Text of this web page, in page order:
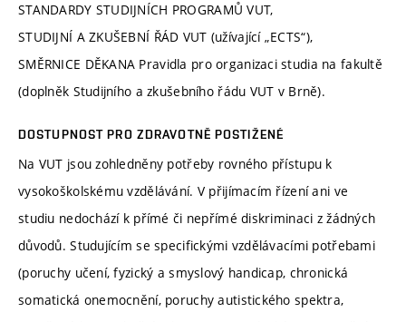
STANDARDY STUDIJNÍCH PROGRAMŮ VUT,
STUDIJNÍ A ZKUŠEBNÍ ŘÁD VUT (užívající „ECTS“),
SMĚRNICE DĚKANA Pravidla pro organizaci studia na fakultě
(doplněk Studijního a zkušebního řádu VUT v Brně).
DOSTUPNOST PRO ZDRAVOTNĚ POSTIŽENÉ
Na VUT jsou zohledněny potřeby rovného přístupu k
vysokoškolskému vzdělávání. V přijímacím řízení ani ve
studiu nedochází k přímé či nepřímé diskriminaci z žádných
důvodů. Studujícím se specifickými vzdělávacími potřebami
(poruchy učení, fyzický a smyslový handicap, chronická
somatická onemocnění, poruchy autistického spektra,